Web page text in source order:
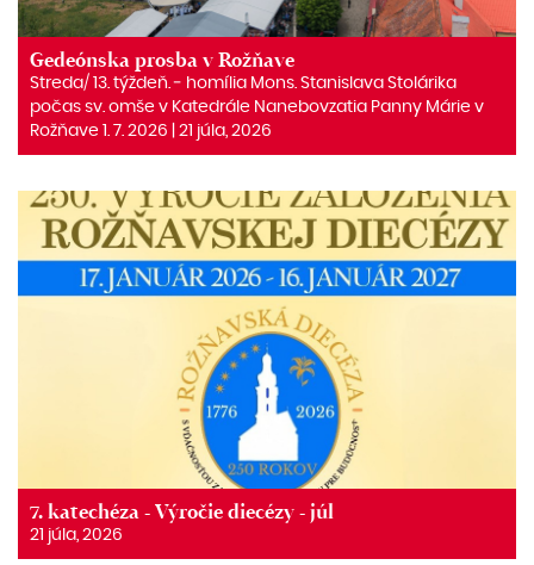
Gedeónska prosba v Rožňave
Streda/ 13. týždeň. ‒ homília Mons. Stanislava Stolárika
počas sv. omše v Katedrále Nanebovzatia Panny Márie v
Rožňave 1. 7. 2026 | 21 júla, 2026
7. katechéza - Výročie diecézy - júl
21 júla, 2026